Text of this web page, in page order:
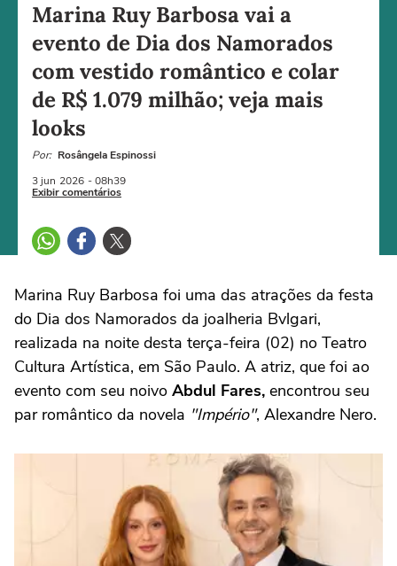
Marina Ruy Barbosa vai a
evento de Dia dos Namorados
com vestido romântico e colar
de R$ 1.079 milhão; veja mais
looks
Por: Rosângela Espinossi
3 jun 2026 - 08h39
Exibir comentários
Marina Ruy Barbosa foi uma das atrações da festa
do Dia dos Namorados da joalheria Bvlgari,
realizada na noite desta terça-feira (02) no Teatro
Cultura Artística, em São Paulo. A atriz, que foi ao
evento com seu noivo Abdul Fares, encontrou seu
par romântico da novela "Império", Alexandre Nero.